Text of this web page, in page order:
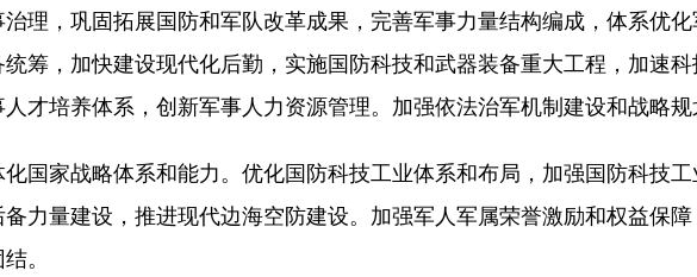
，巩固拓展国防和军队改革成果，完善军事力量结构编成，体系优
筹，加快建设现代化后勤，实施国防科技和武器装备重大工程，加速
才培养体系，创新军事人力资源管理。加强依法治军机制建设和战略
家战略体系和能力。优化国防科技工业体系和布局，加强国防科技
力量建设，推进现代边海空防建设。加强军人军属荣誉激励和权益保
。